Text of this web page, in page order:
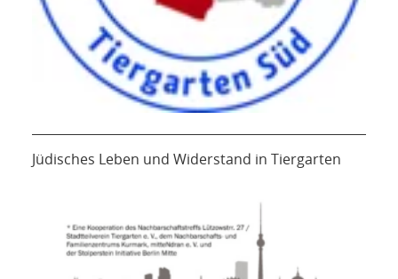
Jüdisches Leben und Widerstand in Tiergarten